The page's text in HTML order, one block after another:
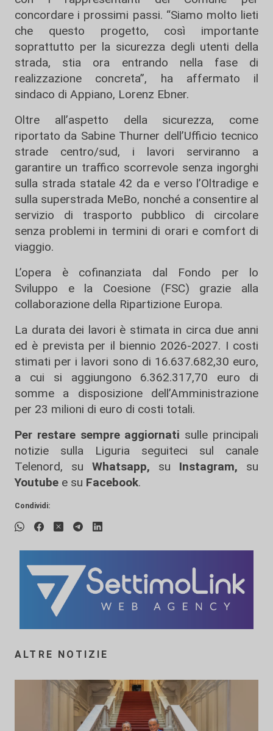
concordare i prossimi passi. “Siamo molto lieti
che questo progetto, così importante
soprattutto per la sicurezza degli utenti della
strada, stia ora entrando nella fase di
realizzazione concreta”, ha affermato il
sindaco di Appiano, Lorenz Ebner.
Oltre all’aspetto della sicurezza, come
riportato da Sabine Thurner dell’Ufficio tecnico
strade centro/sud, i lavori serviranno a
garantire un traffico scorrevole senza ingorghi
sulla strada statale 42 da e verso l’Oltradige e
sulla superstrada MeBo, nonché a consentire al
servizio di trasporto pubblico di circolare
senza problemi in termini di orari e comfort di
viaggio.
L’opera è cofinanziata dal Fondo per lo
Sviluppo e la Coesione (FSC) grazie alla
collaborazione della Ripartizione Europa.
La durata dei lavori è stimata in circa due anni
ed è prevista per il biennio 2026-2027. I costi
stimati per i lavori sono di 16.637.682,30 euro,
a cui si aggiungono 6.362.317,70 euro di
somme a disposizione dell’Amministrazione
per 23 milioni di euro di costi totali.
Per restare sempre aggiornati sulle principali
notizie sulla Liguria seguiteci sul canale
Telenord, su
Whatsapp, su Instagram, su
Youtube e su Facebook.
Condividi:
ALTRE NOTIZIE